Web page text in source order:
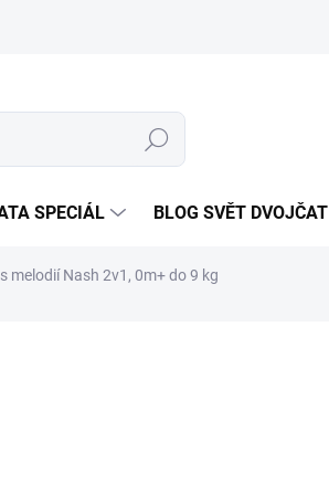
Hledat
SPECIÁL BLOG SVĚT DVOJČAT
melodií Nash 2v1, 0m+ do 9 kg